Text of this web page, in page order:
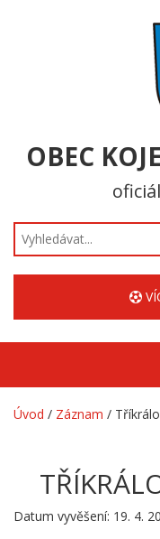
OBEC
Hledat
Úvod / Záznam /
Datum vyvěšení: 19. 4.